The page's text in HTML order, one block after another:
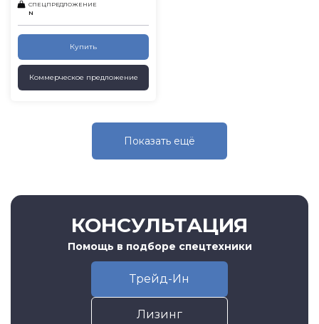
СПЕЦПРЕДЛОЖЕНИЕ
N
Купить
Коммерческое предложение
Показать eщё
КОНСУЛЬТАЦИЯ
Помощь в подборе спецтехники
Трейд-Ин
Лизинг